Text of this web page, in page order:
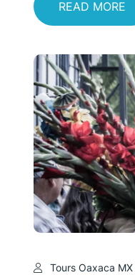
READ MORE
Tours Oaxaca MX